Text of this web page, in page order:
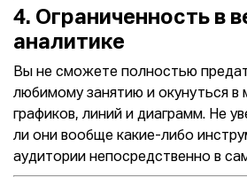
4. Ограниченность в
аналитике
Вы не сможете полностью
любимому занятию и окунуться в
графиков, линий и диаграмм. Не
ли они вообще какие-либо
аудитории непосредственно в